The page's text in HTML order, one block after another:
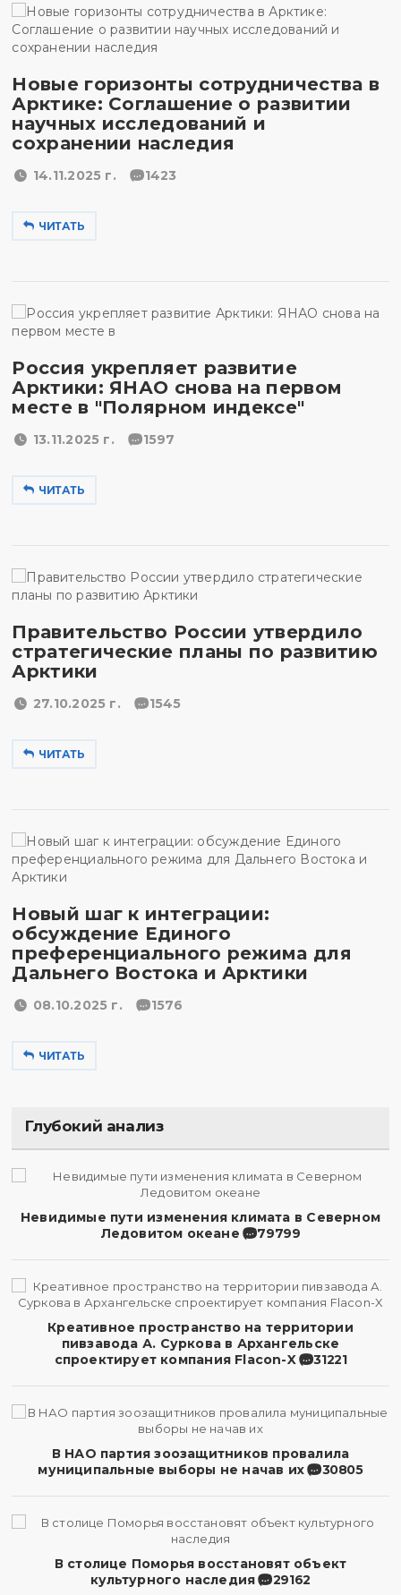
Новые горизонты сотрудничества в
Арктике: Соглашение о развитии
научных исследований и
сохранении наследия
14.11.2025 г. 1423
ЧИТАТЬ
Россия укрепляет развитие
Арктики: ЯНАО снова на первом
месте в "Полярном индексе"
13.11.2025 г. 1597
ЧИТАТЬ
Правительство России утвердило
стратегические планы по развитию
Арктики
27.10.2025 г. 1545
ЧИТАТЬ
Новый шаг к интеграции:
обсуждение Единого
преференциального режима для
Дальнего Востока и Арктики
08.10.2025 г. 1576
ЧИТАТЬ
Глубокий анализ
Невидимые пути изменения климата в Северном
Ледовитом океане
79799
Креативное пространство на территории
пивзавода А. Суркова в Архангельске
спроектирует компания Flacon-X
31221
В НАО партия зоозащитников провалила
муниципальные выборы не начав их
30805
В столице Поморья восстановят объект
культурного наследия
29162